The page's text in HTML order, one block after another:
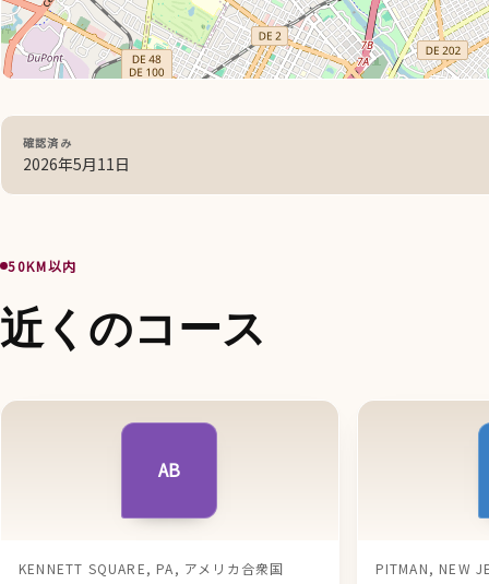
確認済み
2026年5月11日
50KM以内
近くのコース
AB
KENNETT SQUARE, PA, アメリカ合衆国 PITMAN, NEW